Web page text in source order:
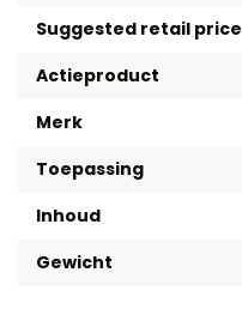
Suggested retail price
Actieproduct
Merk
Toepassing
Inhoud
Gewicht